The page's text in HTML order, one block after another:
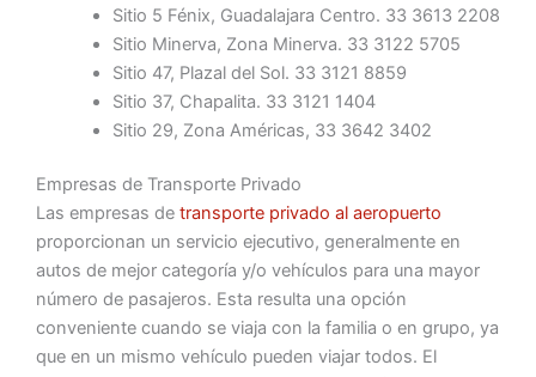
Sitio 5 Fénix, Guadalajara Centro. 33 3613 2208
Sitio Minerva, Zona Minerva. 33 3122 5705
Sitio 47, Plazal del Sol. 33 3121 8859
Sitio 37, Chapalita. 33 3121 1404
Sitio 29, Zona Américas, 33 3642 3402
Empresas de Transporte Privado
Las empresas de transporte privado al aeropuerto
proporcionan un servicio ejecutivo, generalmente en
autos de mejor categoría y/o vehículos para una mayor
número de pasajeros. Esta resulta una opción
conveniente cuando se viaja con la familia o en grupo, ya
que en un mismo vehículo pueden viajar todos. El